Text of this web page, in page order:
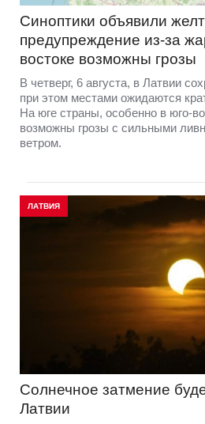
Синоптики объявили
предупреждение из-за
востоке возможны грозы
В четверг, 6 августа, в Латвии
при этом местами ожидаются
На юге страны, особенно в юго-
возможны грозы с сильными
ветром.
ЛАТВИЯ
Солнечное затмение
Латвии